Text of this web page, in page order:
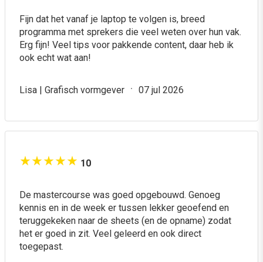
15% collega-korting
Schrijf je samen in met collega’s en ontvang 15% korting
per deelnemer. Dat is een besparing van maar liefst €119
per persoon! Liever dit programma exclusief met je hele
mogelijkheden.
Fijn dat het vanaf je laptop te volgen is, breed
programma met sprekers die veel weten over hun vak.
Erg fijn! Veel tips voor pakkende content, daar heb ik
ook echt wat aan!
Lisa | Grafisch vormgever 07 jul 2026
10
De mastercourse was goed opgebouwd. Genoeg
kennis en in de week er tussen lekker geoefend en
teruggekeken naar de sheets (en de opname) zodat
het er goed in zit. Veel geleerd en ook direct
toegepast.